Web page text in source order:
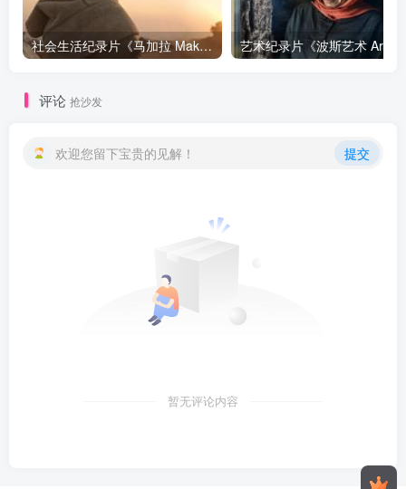
社会生活纪录片《马加拉 Makala》下载
评论 抢沙发
欢迎您留下宝贵的见解！ 提交
暂无评论内容